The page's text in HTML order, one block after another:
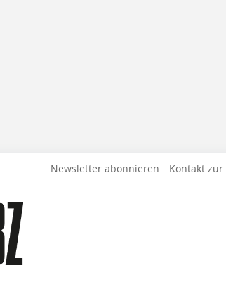
Newsletter abonnieren Kontakt zur